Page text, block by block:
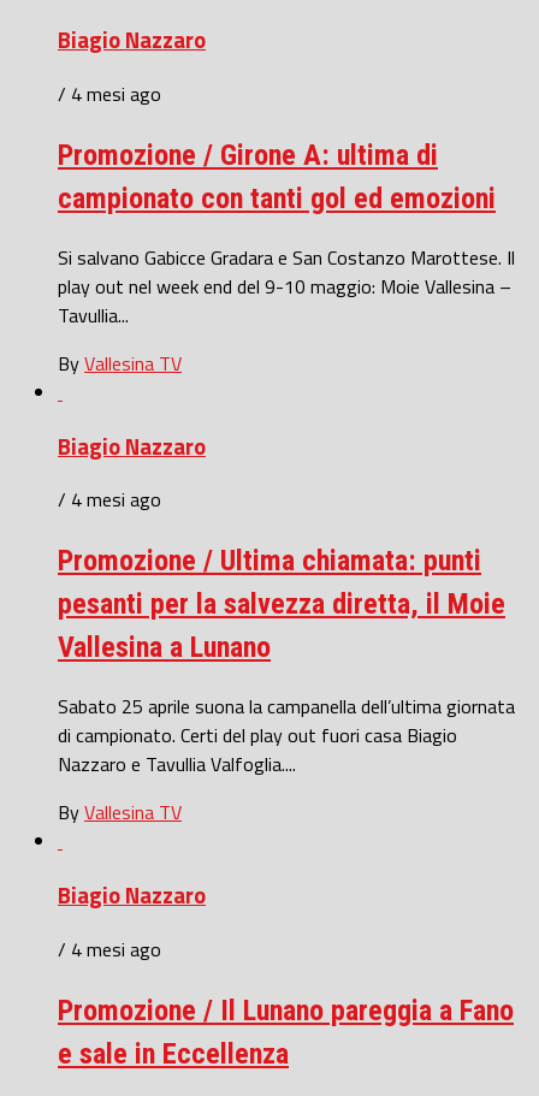
Biagio Nazzaro
/ 4 mesi ago
Promozione / Girone A: ultima di
campionato con tanti gol ed emozioni
Si salvano Gabicce Gradara e San Costanzo Marottese. Il
play out nel week end del 9-10 maggio: Moie Vallesina –
Tavullia...
ByVallesina TV
Biagio Nazzaro
/ 4 mesi ago
Promozione / Ultima chiamata: punti
pesanti per la salvezza diretta, il Moie
Vallesina a Lunano
Sabato 25 aprile suona la campanella dell’ultima giornata
di campionato. Certi del play out fuori casa Biagio
Nazzaro e Tavullia Valfoglia....
ByVallesina TV
Biagio Nazzaro
/ 4 mesi ago
Promozione / Il Lunano pareggia a Fano
e sale in Eccellenza